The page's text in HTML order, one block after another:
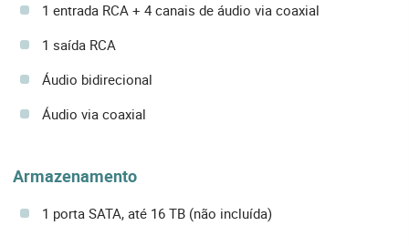
1 entrada RCA + 4 canais de áudio via coaxial
1 saída RCA
Áudio bidirecional
Áudio via coaxial
Armazenamento
1 porta SATA, até 16 TB (não incluída)